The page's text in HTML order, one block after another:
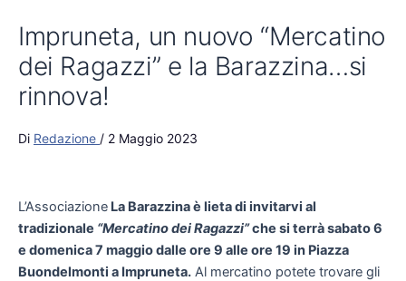
Impruneta, un nuovo “Mercatino
dei Ragazzi” e la Barazzina…si
rinnova!
Di Redazione / 2 Maggio 2023
L’Associazione La Barazzina è lieta di invitarvi al
tradizionale “Mercatino dei Ragazzi”che si terrà sabato 6
e domenica 7 maggio dalle ore 9 alle ore 19 in Piazza
Buondelmonti a Impruneta. Al mercatino potete trovare gli